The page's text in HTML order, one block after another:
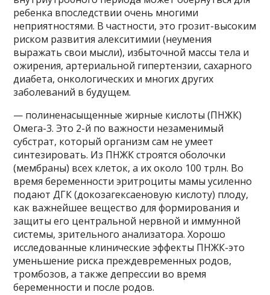
ребенка впоследствии очень многими
неприятностями. В частности, это грозит-высоким
риском развития алекситимии (неумения
выражать свои мысли), избыточной массы тела и
ожирения, артериальной гипертензии, сахарного
диабета, онкологических и многих других
заболеваний в будущем.
— полиненасыщенные жирные кислоты (ПНЖК)
Омега-3. Это 2-й по важности незаменимый
субстрат, который организм сам не умеет
синтезировать. Из ПНЖК строятся оболочки
(мембраны) всех клеток, а их около 100 трлн. Во
время беременности эритроциты мамы усиленно
подают ДГК (докозагексаеновую кислоту) плоду,
как важнейшее вещество для формирования и
защиты его центральной нервной и иммунной
системы, зрительного анализатора. Хорошо
исследованные клинические эффекты ПНЖК-это
уменьшение риска преждевременных родов,
тромбозов, а также депрессии во время
беременности и после родов.